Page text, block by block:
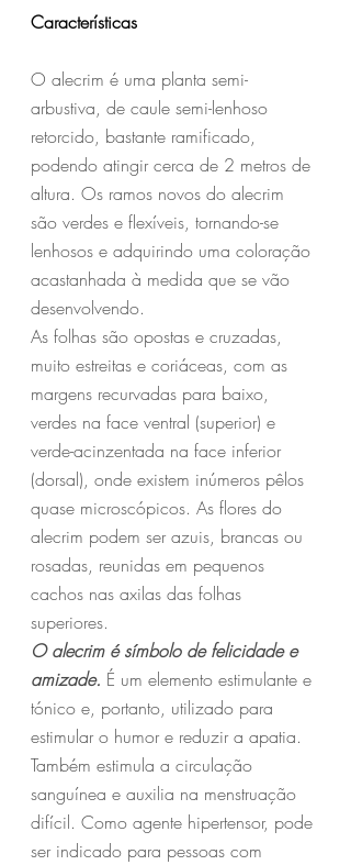
Características
O alecrim é uma planta semi-
arbustiva, de caule semi-lenhoso
retorcido, bastante ramificado,
podendo atingir cerca de 2 metros de
altura. Os ramos novos do alecrim
são verdes e flexíveis, tornando-se
lenhosos e adquirindo uma coloração
acastanhada à medida que se vão
desenvolvendo.
As folhas são opostas e cruzadas,
muito estreitas e coriáceas, com as
margens recurvadas para baixo,
verdes na face ventral (superior) e
verde-acinzentada na face inferior
(dorsal), onde existem inúmeros pêlos
quase microscópicos. As flores do
alecrim podem ser azuis, brancas ou
rosadas, reunidas em pequenos
cachos nas axilas das folhas
superiores.
O alecrim é símbolo de felicidade e
amizade. É um elemento estimulante e
tónico e, portanto, utilizado para
estimular o humor e reduzir a apatia.
Também estimula a circulação
sanguínea e auxilia na menstruação
difícil. Como agente hipertensor, pode
ser indicado para pessoas com